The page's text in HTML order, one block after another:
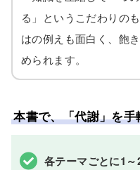
る」というこだわりの
はの例えも面白く、飽
められます。
本書で、「代謝」を
各テーマごとに1